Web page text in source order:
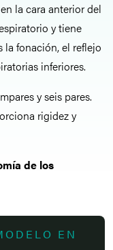
la cara anterior del
y tiene
la fonación, el reflejo
inferiores.
y seis pares.
rigidez y
de los
EN